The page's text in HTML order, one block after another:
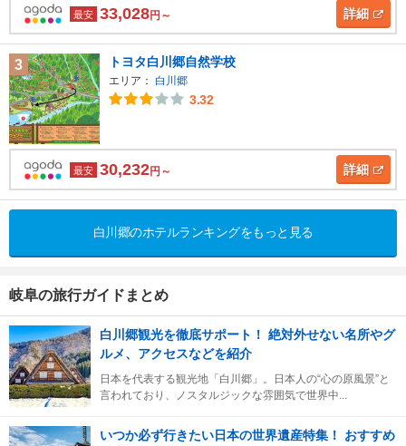
最安 33,028円～ 詳細
3 トヨタ白川郷自然学校
エリア： 白川郷
3.32
最安 30,232円～ 詳細
白川郷のホテルランキングをもっと見る
岐阜の旅行ガイドまとめ
白川郷観光を徹底サポート！ 絶対外せない名所やグ
ルメ、アクセスなどを紹介
日本を代表する観光地「白川郷」。日本人の“心の原風景”と
言われており、ノスタルジックな雰囲気で世界中...
いつか必ず行きたい日本の世界遺産特集！ おすすめ